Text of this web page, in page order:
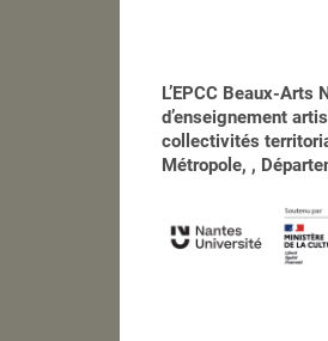
L’EPCC Beaux-
d’enseignement
collectivités
Métropole, ,